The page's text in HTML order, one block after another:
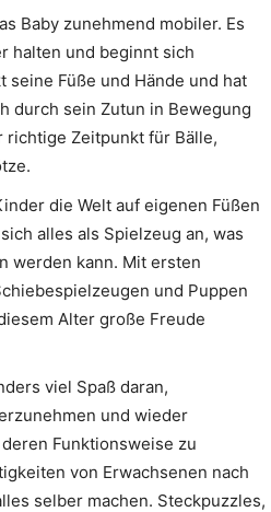
Baby zunehmend mobiler. Es
halten und beginnt sich
seine Füße und Hände und hat
durch sein Zutun in Bewegung
richtige Zeitpunkt für Bälle,
die Welt auf eigenen Füßen
alles als Spielzeug an, was
werden kann. Mit ersten
und Puppen
Alter große Freude
viel Spaß daran,
und wieder
Funktionsweise zu
von Erwachsenen nach
selber machen. Steckpuzzles,